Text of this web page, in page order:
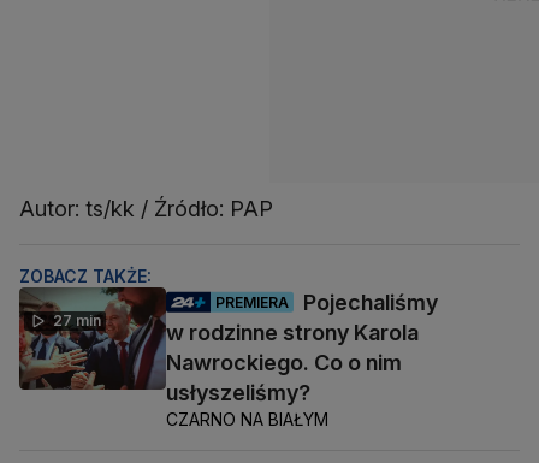
Autor: ts/kk / Źródło: PAP
ZOBACZ TAKŻE:
27 min
PREMIERA
Pojechaliśmy
w rodzinne strony Karola
Nawrockiego. Co o nim
usłyszeliśmy?
CZARNO NA BIAŁYM